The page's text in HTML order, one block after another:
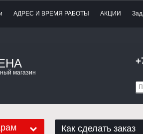
АДРЕС И ВРЕМЯ РАБОТЫ АКЦИИ
магазин
Как сделать заказ